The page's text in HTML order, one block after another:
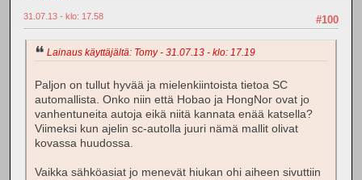
#100
31.07.13 - klo: 17.58
Lainaus käyttäjältä: Tomy - 31.07.13 - klo: 17.19
Paljon on tullut hyvää ja mielenkiintoista tietoa SC
automallista. Onko niin että Hobao ja HongNor ovat jo
vanhentuneita autoja eikä niitä kannata enää katsella?
Viimeksi kun ajelin sc-autolla juuri nämä mallit olivat
kovassa huudossa.
Vaikka sähköasiat jo menevät hiukan ohi aiheen sivuttiin